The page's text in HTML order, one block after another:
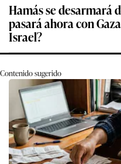
Hamás se desarmará
pasará ahora con
Israel?
Contenido sugerido